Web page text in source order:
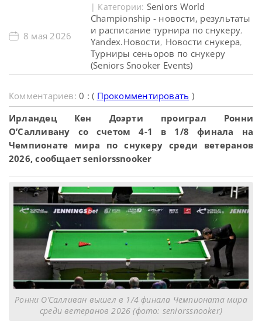
8 мая 2026
| Категории: Seniors World
Championship - новости, результаты
и расписание турнира по снукеру,
Yandex.Новости, Новости снукера,
Турниры сеньоров по снукеру
(Seniors Snooker Events)
Комментариев:0 : ( Прокомментировать )
Ирландец Кен Доэрти проиграл Ронни
О’Салливану со счетом 4-1 в 1/8 финала на
Чемпионате мира по снукеру среди ветеранов
2026, сообщает seniorssnooker
Ронни О’Салливан вышел в 1/4 финала Чемпионата мира
среди ветеранов 2026 (фото: seniorssnooker)